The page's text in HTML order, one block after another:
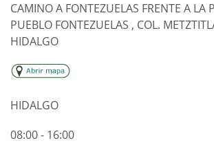
CAMINO A FONTEZUELAS FRENTE A LA
PUEBLO FONTEZUELAS , COL.
HIDALGO
HIDALGO
08:00 - 16:00